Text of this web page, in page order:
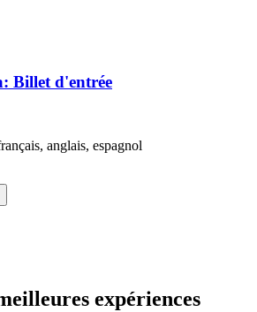
Billet d'entrée
anglais, espagnol
expériences